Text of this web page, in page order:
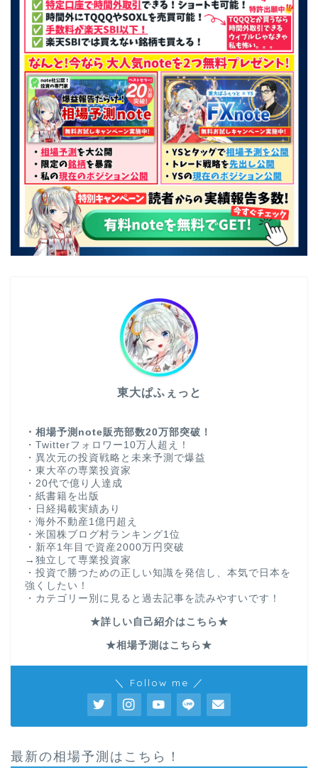
東大ぱふぇっと
・相場予測note販売部数20万部突破！
・Twitterフォロワー10万人超え！
・異次元の投資戦略と未来予測で爆益
・東大卒の専業投資家
・20代で億り人達成
・紙書籍を出版
・日経掲載実績あり
・海外不動産1億円超え
・米国株ブログ村ランキング1位
・新卒1年目で資産2000万円突破
→独立して専業投資家
・投資で勝つための正しい知識を発信し、本気で日本を
強くしたい！
・カテゴリー別に見ると過去記事を読みやすいです！
★詳しい自己紹介はこちら★
★相場予測はこちら★
＼ Follow me ／
最新の相場予測はこちら！